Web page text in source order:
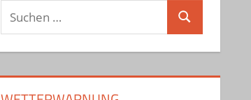
Suchen
nach:
Suchen